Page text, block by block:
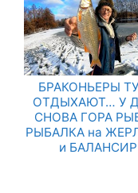
БРАКОНЬЕРЫ
ОТДЫХАЮТ… У
СНОВА ГОРА
РЫБАЛКА на
и БАЛАНСИР